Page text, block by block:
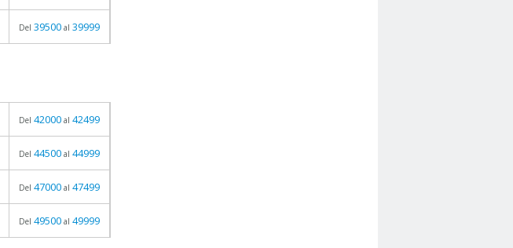
Del 39500 al 39999
Del 42000 al 42499
Del 44500 al 44999
Del 47000 al 47499
Del 49500 al 49999